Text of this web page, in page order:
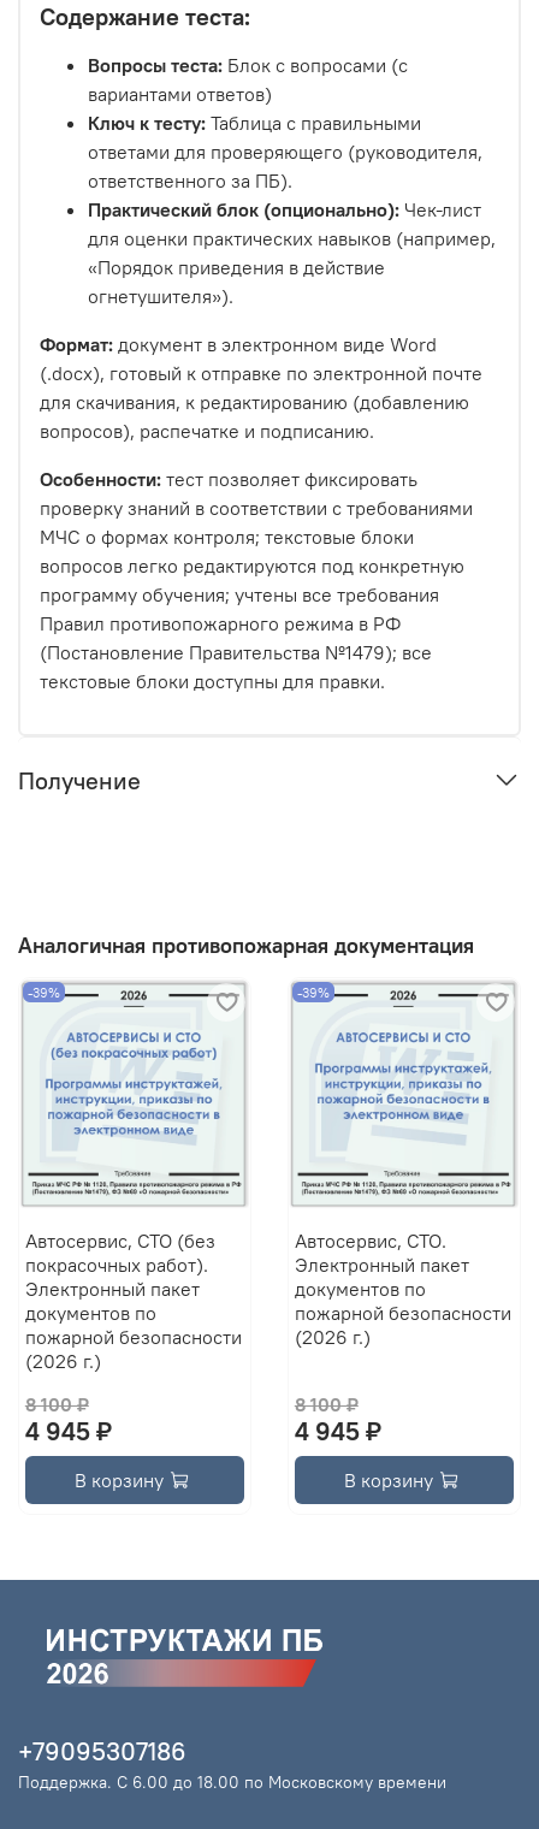
Содержание теста:
Вопросы теста: Блок с вопросами (с
вариантами ответов)
Ключ к тесту: Таблица с правильными
ответами для проверяющего (руководителя,
ответственного за ПБ).
Практический блок (опционально): Чек-лист
для оценки практических навыков (например,
«Порядок приведения в действие
огнетушителя»).
Формат: документ в электронном виде Word
(.docx), готовый к отправке по электронной почте
для скачивания, к редактированию (добавлению
вопросов), распечатке и подписанию.
Особенности: тест позволяет фиксировать
проверку знаний в соответствии с требованиями
МЧС о формах контроля; текстовые блоки
вопросов легко редактируются под конкретную
программу обучения; учтены все требования
Правил противопожарного режима в РФ
(Постановление Правительства №1479); все
текстовые блоки доступны для правки.
Получение
Аналогичная противопожарная документация
-39%
Автосервис, СТО (без
покрасочных работ).
Электронный пакет
документов по
пожарной безопасности
(2026 г.)
8 100 ₽
4 945 ₽
В корзину
-39%
Автосервис, СТО.
Электронный пакет
документов по
пожарной безопасности
(2026 г.)
8 100 ₽
4 945 ₽
В корзину
+79095307186
Поддержка. С 6.00 до 18.00 по Московскому времени